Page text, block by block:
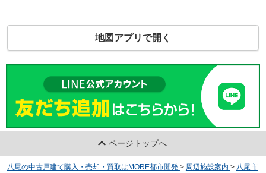
地図アプリで開く
ページトップへ
八尾の中古戸建て購入・売却・買取はMORE都市開発 > 周辺施設案内 > 八尾市